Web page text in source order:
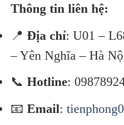
Thông tin liên hệ:
📍 Địa chỉ: U01 –
– Yên Nghĩa – Hà
📞 Hotline:
📧 Email: